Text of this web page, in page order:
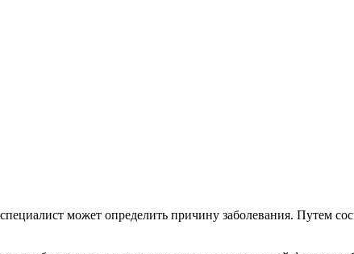
может определить причину заболевания. Путем